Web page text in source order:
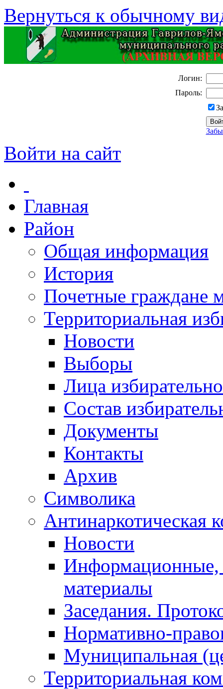
Вернуться к обычному
Логин:
Пароль:
Войти на сайт
Главная
Район
Общая информация
История
Почетные граждане
Территориальная
Новости
Выборы
Лица
Состав
Документы
Контакты
Архив
Символика
Антинаркотическая
Новости
Информационные,
материалы
Заседания.
Нормативно-
Муниципальная
Территориальная